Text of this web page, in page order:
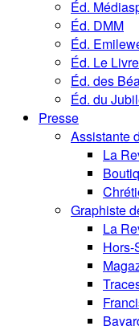
Éd.
Éd. DMM
Éd.
Éd. Le
Éd. des
Éd. du
Presse
Assistante
La
Graphiste
La
Hors-